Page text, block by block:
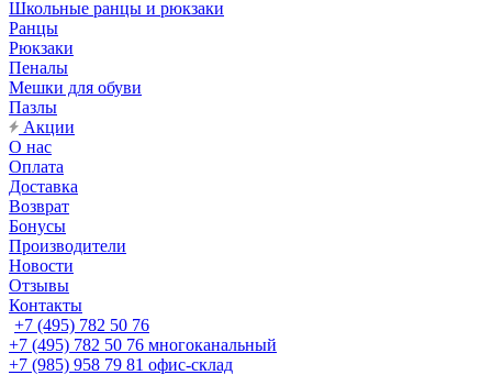
Школьные ранцы и рюкзаки
Ранцы
Рюкзаки
Пеналы
Мешки для обуви
Пазлы
Акции
О нас
Оплата
Доставка
Возврат
Бонусы
Производители
Новости
Отзывы
Контакты
+7 (495) 782 50 76
+7 (495) 782 50 76 многоканальный
+7 (985) 958 79 81 офис-склад